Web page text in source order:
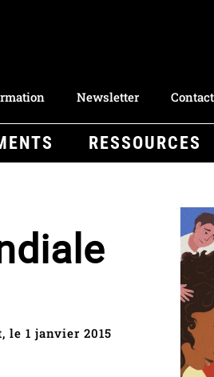
Newsletter
RESSOURCES
1 janvier 2015